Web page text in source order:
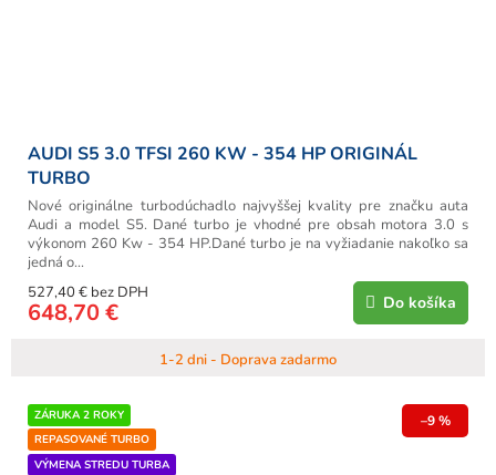
AUDI S5 3.0 TFSI 260 KW - 354 HP ORIGINÁL
TURBO
1-2 dni - Doprava zadarmo
527,40 € bez DPH
648,70 € Do košíka
Nové originálne turbodúchadlo najvyššej kvality pre značku auta
Audi a model S5. Dané turbo je vhodné pre obsah motora 3.0 s
výkonom 260 Kw - 354 HP.Dané turbo je na vyžiadanie nakoľko sa
jedná o...
ZÁRUKA 2 ROKY
REPASOVANÉ TURBO
VÝMENA STREDU TURBA
–9 %